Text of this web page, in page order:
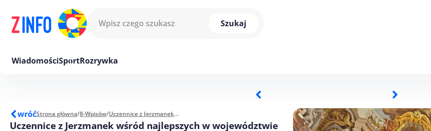
Szukaj
WiadomościSportRozrywka
wróćStrona główna/8-Wpisów/ Uczennice z Jerzmanek wśród najlepszych w województwie
Uczennice z Jerzmanek wśród najlepszych w województwie